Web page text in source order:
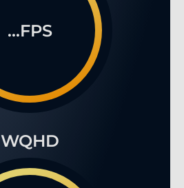
...FPS
WQHD